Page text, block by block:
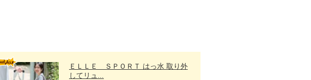
ＥＬＬＥ ＳＰＯＲＴ はっ水 取り外
してリュ...